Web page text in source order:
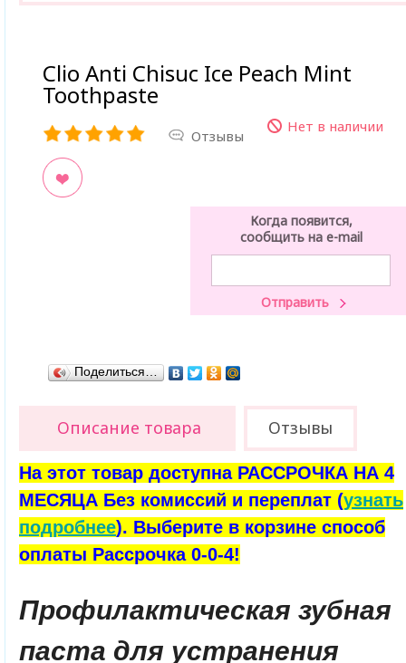
Clio Anti Chisuc Ice Peach Mint
Toothpaste
Отзывы
Нет в наличии
Когда появится,
сообщить на e-mail
Поделиться…
Описание товара Отзывы
На этот товар доступна РАССРОЧКА НА 4
МЕСЯЦА Без комиссий и переплат (узнать
подробнее). Выберите в корзине способ
оплаты Рассрочка 0-0-4!
Профилактическая зубная
паста для устранения